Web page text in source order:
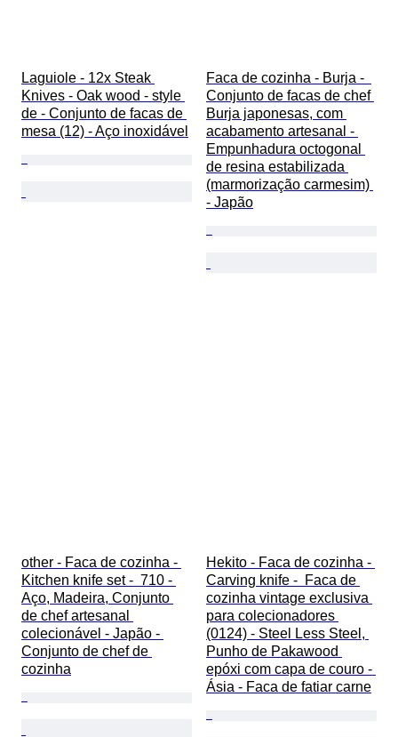
Laguiole - 12x Steak
Knives - Oak wood - style
de - Conjunto de facas de
mesa (12) - Aço inoxidável
Faca de cozinha - Burja -
Conjunto de facas de chef
Burja japonesas, com
acabamento artesanal -
Empunhadura octogonal
de resina estabilizada
(marmorização carmesim)
- Japão
other - Faca de cozinha -
Kitchen knife set -  710 -
Aço, Madeira, Conjunto
de chef artesanal
colecionável - Japão -
Conjunto de chef de
cozinha
Hekito - Faca de cozinha -
Carving knife -  Faca de
cozinha vintage exclusiva
para colecionadores
(0124) - Steel Less Steel,
Punho de Pakawood
epóxi com capa de couro -
Ásia - Faca de fatiar carne